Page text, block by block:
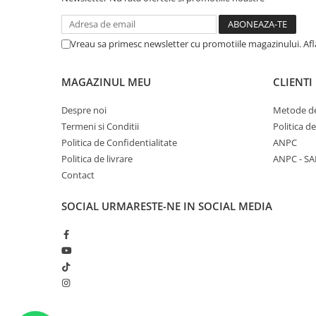
Vreau sa primesc newsletter cu promotiile magazinului.
MAGAZINUL MEU
Despre noi
Termeni si Conditii
Politica de Confidentialitate
Politica de livrare
Contact
CLIENTI
Metode
Politica
ANPC
ANPC -
SOCIAL URMARESTE-NE IN SOCIAL MEDIA